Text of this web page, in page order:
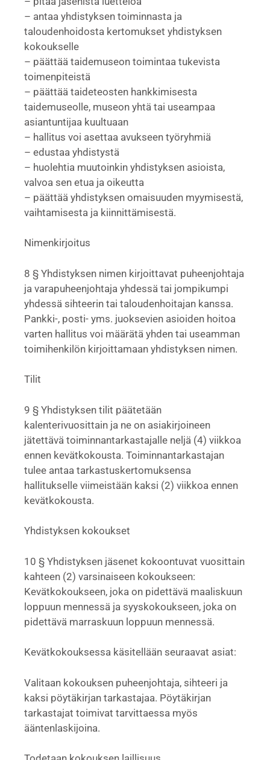
– antaa yhdistyksen toiminnasta ja
taloudenhoidosta kertomukset yhdistyksen
kokoukselle
– päättää taidemuseon toimintaa tukevista
toimenpiteistä
– päättää taideteosten hankkimisesta
taidemuseolle, museon yhtä tai useampaa
asiantuntijaa kuultuaan
– hallitus voi asettaa avukseen työryhmiä
– edustaa yhdistystä
– huolehtia muutoinkin yhdistyksen asioista,
valvoa sen etua ja oikeutta
– päättää yhdistyksen omaisuuden myymisestä,
vaihtamisesta ja kiinnittämisestä.
Nimenkirjoitus
8 § Yhdistyksen nimen kirjoittavat puheenjohtaja
ja varapuheenjohtaja yhdessä tai jompikumpi
yhdessä sihteerin tai taloudenhoitajan kanssa.
Pankki-, posti- yms. juoksevien asioiden hoitoa
varten hallitus voi määrätä yhden tai useamman
toimihenkilön kirjoittamaan yhdistyksen nimen.
Tilit
9 § Yhdistyksen tilit päätetään
kalenterivuosittain ja ne on asiakirjoineen
jätettävä toiminnantarkastajalle neljä (4) viikkoa
ennen kevätkokousta. Toiminnantarkastajan
tulee antaa tarkastuskertomuksensa
hallitukselle viimeistään kaksi (2) viikkoa ennen
kevätkokousta.
Yhdistyksen kokoukset
10 § Yhdistyksen jäsenet kokoontuvat vuosittain
kahteen (2) varsinaiseen kokoukseen:
Kevätkokoukseen, joka on pidettävä maaliskuun
loppuun mennessä ja syyskokoukseen, joka on
pidettävä marraskuun loppuun mennessä.
Kevätkokouksessa käsitellään seuraavat asiat:
Valitaan kokouksen puheenjohtaja, sihteeri ja
kaksi pöytäkirjan tarkastajaa. Pöytäkirjan
tarkastajat toimivat tarvittaessa myös
ääntenlaskijoina.